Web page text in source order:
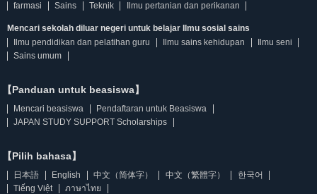
farmasi
Sains Teknik Ilmu pertanian dan perikanan
Mencari sekolah diluar negeri untuk belajar Ilmu sosial sains
Ilmu pendidikan dan pelatihan guru
Ilmu sains kehidupan
Ilmu seni
Sains umum
【Panduan untuk beasiswa】
Mencari beasiswa
Pendaftaran untuk Beasiswa
JAPAN STUDY SUPPORT Scholarships
【Pilih bahasa】
日本語 English 中文（简体字） 中文（繁體字）
한국어
Tiếng Việt
ภาษาไทย